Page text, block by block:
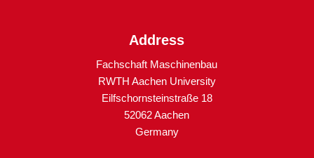
Address
Fachschaft Maschinenbau
RWTH Aachen University
Eilfschornsteinstraße 18
52062 Aachen
Germany